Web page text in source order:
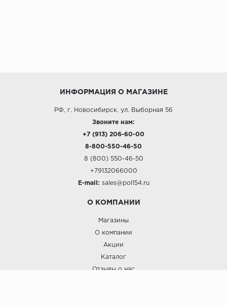
ИНФОРМАЦИЯ О МАГАЗИНЕ
РФ, г. Новосибирск, ул. Выборная 56
Звоните нам:
+7 (913) 206-60-00
8-800-550-46-50
8 (800) 550-46-50
+79132066000
E-mail: sales@pol154.ru
О КОМПАНИИ
Магазины
О компании
Акции
Каталог
Отзывы о нас